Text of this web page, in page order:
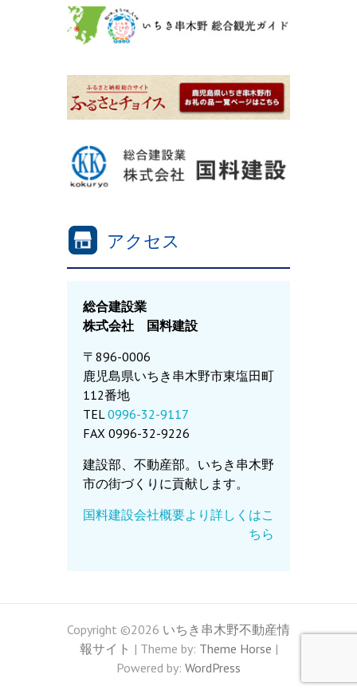
アクセス
総合建設業
株式会社 国料建設
〒896-0006
鹿児島県いちき串木野市東塩田町
112番地
TEL0996-32-9117
FAX 0996-32-9226
建設部、不動産部。いちき串木野
市の街づくりに貢献します。
国料建設会社概要より詳しくはこ
ちら
Copyright ©2026 いちき串木野不動産情
報サイト | Theme by: Theme Horse |
Powered by: WordPress